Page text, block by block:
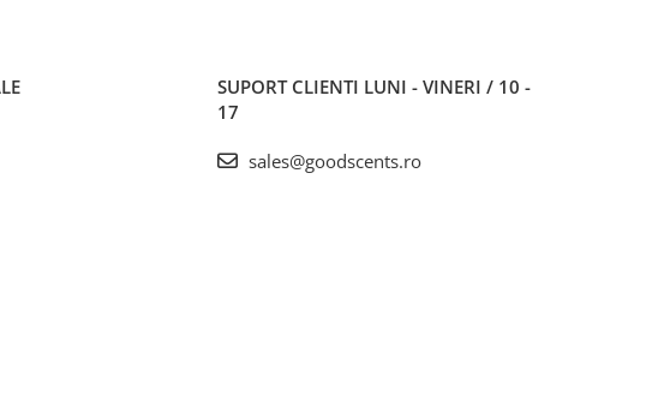
SUPORT CLIENTI LUNI - VINERI / 10 -
17
sales@goodscents.ro